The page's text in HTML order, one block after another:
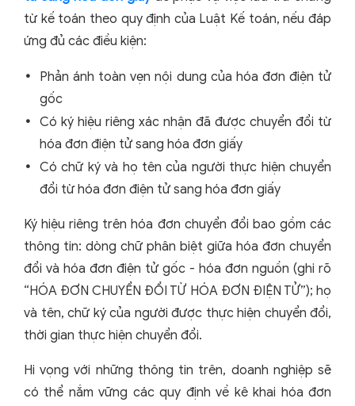
từ kế toán theo quy định của Luật Kế toán, nếu đáp
ứng đủ các điều kiện:
Phản ánh toàn vẹn nội dung của hóa đơn điện tử
gốc
Có ký hiệu riêng xác nhận đã được chuyển đổi từ
hóa đơn điện tử sang hóa đơn giấy
Có chữ ký và họ tên của người thực hiện chuyển
đổi từ hóa đơn điện tử sang hóa đơn giấy
Ký hiệu riêng trên hóa đơn chuyển đổi bao gồm các
thông tin: dòng chữ phân biệt giữa hóa đơn chuyển
đổi và hóa đơn điện tử gốc - hóa đơn nguồn (ghi rõ
“HÓA ĐƠN CHUYỂN ĐỔI TỪ HÓA ĐƠN ĐIỆN TỬ”); họ
và tên, chữ ký của người được thực hiện chuyển đổi,
thời gian thực hiện chuyển đổi.
Hi vọng với những thông tin trên, doanh nghiệp sẽ
có thể nắm vững các quy định về kê khai hóa đơn